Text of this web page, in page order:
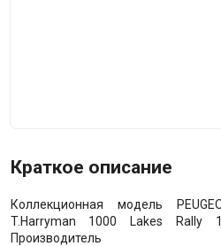
Краткое описание
Коллекционная модель
T.Harryman 1000 Lakes Rally
Производитель